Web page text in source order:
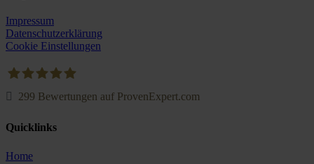
Impressum
Datenschutzerklärung
Cookie Einstellungen
299 Bewertungen auf ProvenExpert.com
Quicklinks
Home